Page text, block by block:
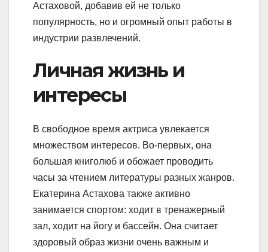
Астаховой, добавив ей не только
популярность, но и огромный опыт работы в
индустрии развлечений.
Личная жизнь и
интересы
В свободное время актриса увлекается
множеством интересов. Во-первых, она
большая книголюб и обожает проводить
часы за чтением литературы разных жанров.
Екатерина Астахова также активно
занимается спортом: ходит в тренажерный
зал, ходит на йогу и бассейн. Она считает
здоровый образ жизни очень важным и